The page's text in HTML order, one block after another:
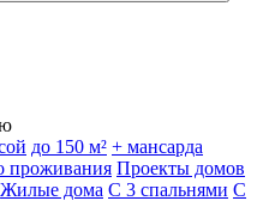
до 150 м² + мансарда
проживания Проекты домов
Жилые дома С 3 спальнями С